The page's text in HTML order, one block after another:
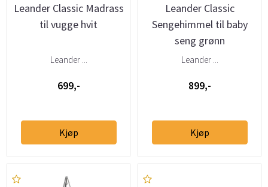
Leander Classic Madrass
til vugge hvit
Leander ...
699,-
Kjøp
Leander Classic
Sengehimmel til baby
seng grønn
Leander ...
899,-
Kjøp